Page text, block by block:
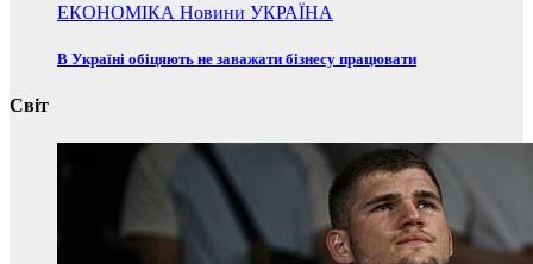
ЕКОНОМІКА Новини УКРАЇНА
В Україні обіцяють не заважати бізнесу працювати
Світ